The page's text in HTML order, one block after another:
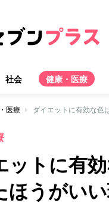
社会 健康・医療
医療 ダイエットに有効な色
ットに有
ほうがい